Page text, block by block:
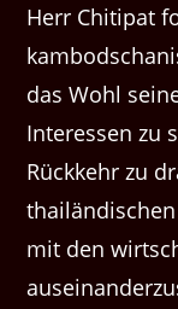
Herr Chitipat
das Wohl
Interessen zu
Rückkehr zu
mit den